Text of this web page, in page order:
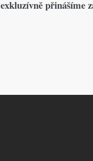
exkluzívně přinášíme